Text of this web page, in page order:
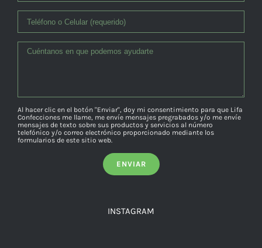
Al hacer clic en el botón "Enviar", doy mi consentimiento para que Lifa
Confecciones me llame, me envíe mensajes pregrabados y/o me envíe
mensajes de texto sobre sus productos y servicios al número
telefónico y/o correo electrónico proporcionado mediante los
formularios de este sitio web.
INSTAGRAM